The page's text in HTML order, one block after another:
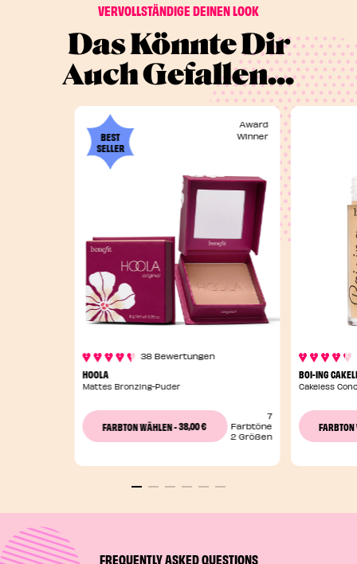
VERVOLLSTÄNDIGE DEINEN LOOK
Das Könnte Dir
Auch Gefallen...
BEST
SELLER
Award
Winner
38 Bewertungen
HOOLA
Mattes Bronzing-Puder
FARBTON WÄHLEN-38,00 €
7
Farbtöne
2 Größen
BOI-ING
Cakeless
FREQUENTLY ASKED QUESTIONS